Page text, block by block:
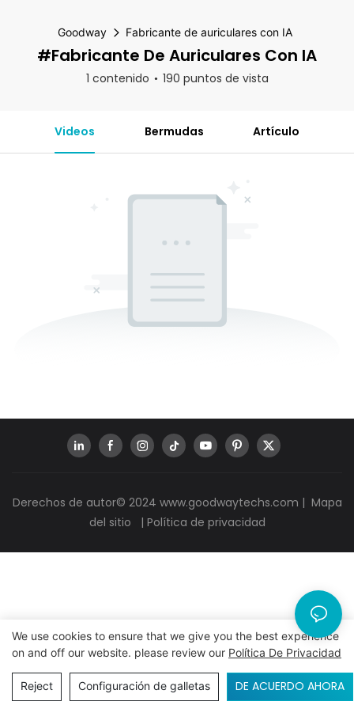
Goodway Fabricante de auriculares con IA
#Fabricante De Auriculares Con IA
1 contenido 190 puntos de vista
Videos Bermudas Artículo
Derechos de autor© 2024 www.goodwaytechs.com | Mapa
del sitio
| Política de privacidad
We use cookies to ensure that we give you the best experience
on and off our website. please review our Política De Privacidad
Reject Configuración de galletas DE ACUERDO AHORA